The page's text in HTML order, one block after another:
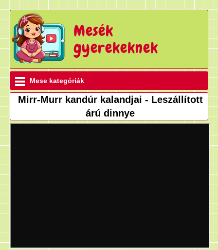
Mesék
gyerekeknek
Mese kategóriák
Mirr-Murr kandúr kalandjai - Leszállított
árú dinnye